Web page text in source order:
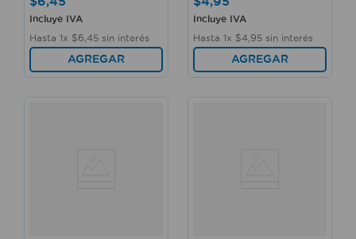
Incluye IVA
Hasta 1x $6 45 sin interés
AGREGAR
Incluye IVA
Hasta 1x $4 95 sin interés
AGREGAR